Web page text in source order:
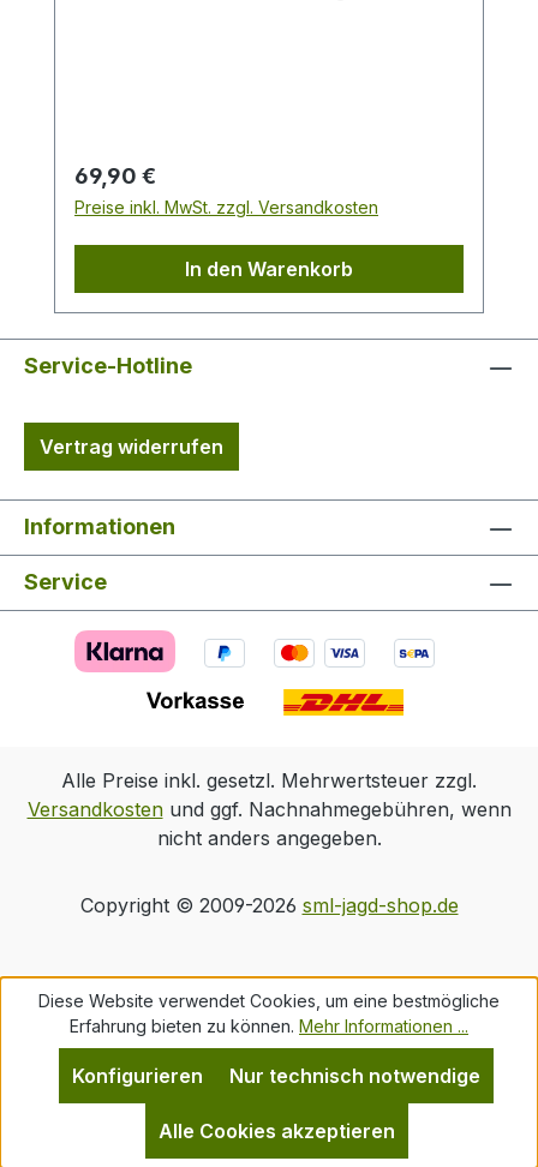
eine Messertasche. Durch einen
rutschfesten und elastischen Bund
verleiht die Hose ein gutes Tragegefühl.
65% Polyester und 35% Baumwolle
Regulärer Preis:
69,90 €
Preise inkl. MwSt. zzgl. Versandkosten
In den Warenkorb
Service-Hotline
Vertrag widerrufen
Informationen
Service
Alle Preise inkl. gesetzl. Mehrwertsteuer zzgl.
Versandkostenund ggf. Nachnahmegebühren, wenn
nicht anders angegeben.
Copyright © 2009-2026 sml-jagd-shop.de
Diese Website verwendet Cookies, um eine bestmögliche
Erfahrung bieten zu können. Mehr Informationen ...
Nur technisch notwendige
Konfigurieren
Alle Cookies akzeptieren